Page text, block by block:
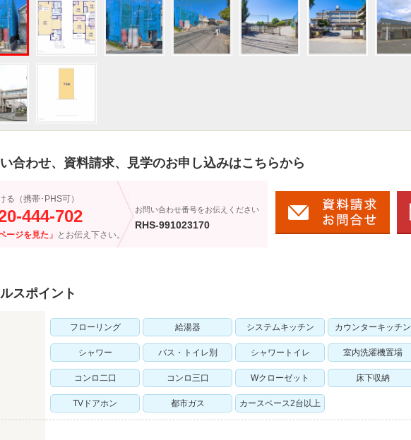
合わせ、資料請求、見学のお申し込みはこちらから
る（携帯･PHS可）
444-702
ージを見た」 とお伝え下さい。
お問い合わせ番号をお伝えください
RHS-991023170
スポイント
フローリング 給湯器 システムキッチン カウンターキッチン
シャワー バス・トイレ別 シャワートイレ 室内洗濯機置場
コンロ二口 コンロ三口 Wクローゼット 床下収納
TVドアホン 都市ガス カースペース2台以上